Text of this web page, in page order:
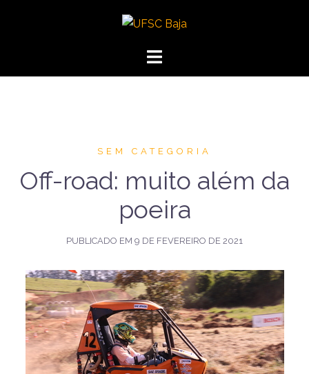
SEM CATEGORIA
Off-road: muito além da
poeira
PUBLICADO EM 9 DE FEVEREIRO DE 2021